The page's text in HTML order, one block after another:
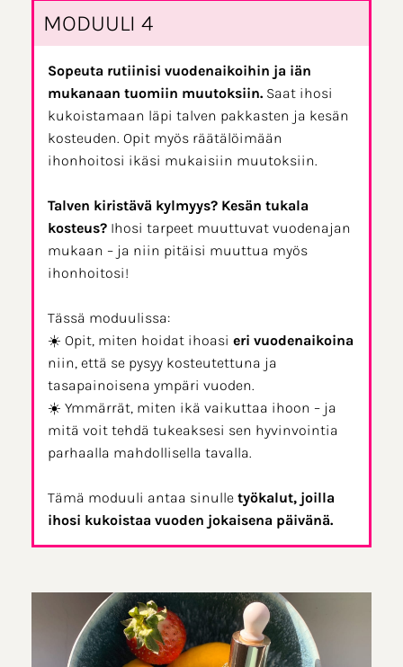
MODUULI 4
Sopeuta rutiinisi vuodenaikoihin ja iän
mukanaan tuomiin muutoksiin. Saat ihosi
kukoistamaan läpi talven pakkasten ja kesän
kosteuden. Opit myös räätälöimään
ihonhoitosi ikäsi mukaisiin muutoksiin.
Talven kiristävä kylmyys? Kesän tukala
kosteus? Ihosi tarpeet muuttuvat vuodenajan
mukaan – ja niin pitäisi muuttua myös
ihonhoitosi!
Tässä moduulissa:
☀️ Opit, miten hoidat ihoasi eri vuodenaikoina
niin, että se pysyy kosteutettuna ja
tasapainoisena ympäri vuoden.
☀️ Ymmärrät, miten ikä vaikuttaa ihoon – ja
mitä voit tehdä tukeaksesi sen hyvinvointia
parhaalla mahdollisella tavalla.
Tämä moduuli antaa sinulle työkalut, joilla
ihosi kukoistaa vuoden jokaisena päivänä.